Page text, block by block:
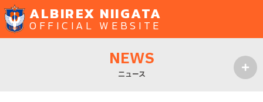
ALBIREX NIIGATA
OFFICIAL WEBSITE
NEWS
ニュース